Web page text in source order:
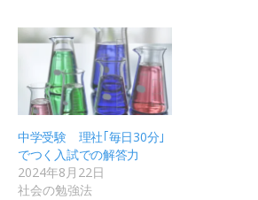
中学受験 理社｢毎日30分｣
でつく入試での解答力
2024年8月22日
社会の勉強法